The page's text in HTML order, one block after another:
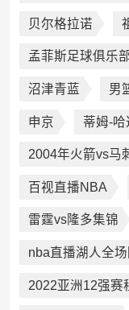
贝尔格拉诺
孟菲斯足球俱乐
沼津青蓝 男
申京 蒂姆-哈
2004年火箭vs马
百视直播NBA
雷霆vs隆多集锦
nba直播湖人全
2022亚洲12强赛